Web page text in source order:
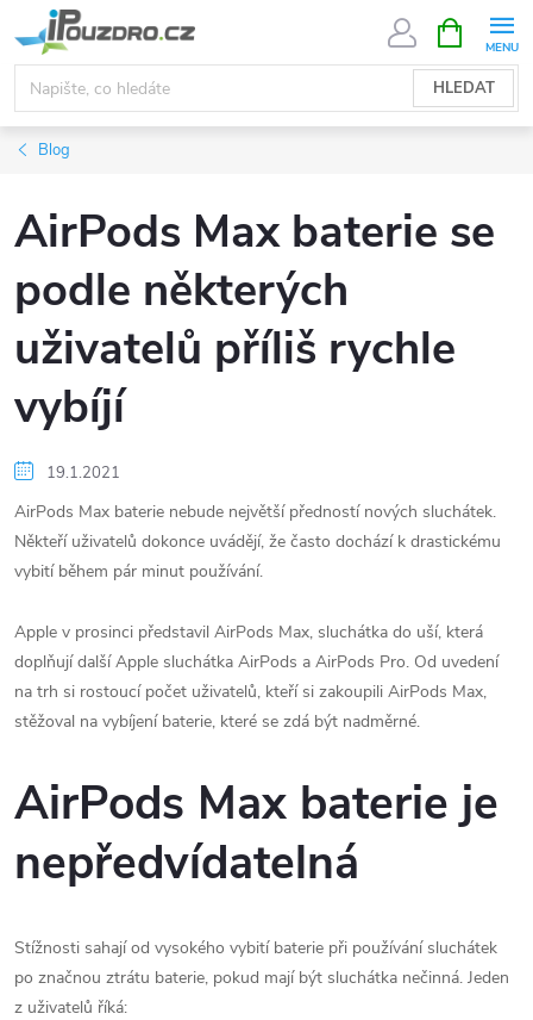
na
obsah
HLEDAT
NÁKUPNÍ
KOŠÍK
Blog
AirPods Max baterie se
podle některých
uživatelů příliš rychle
vybíjí
19.1.2021
AirPods Max baterie nebude největší předností nových sluchátek.
Někteří uživatelů dokonce uvádějí, že často dochází k drastickému
vybití během pár minut používání.
Apple v prosinci představil AirPods Max, sluchátka do uší, která
doplňují další Apple sluchátka AirPods a AirPods Pro. Od uvedení
na trh si rostoucí počet uživatelů, kteří si zakoupili AirPods Max,
stěžoval na vybíjení baterie, které se zdá být nadměrné.
AirPods Max baterie je
nepředvídatelná
Stížnosti sahají od vysokého vybití baterie při používání sluchátek
po značnou ztrátu baterie, pokud mají být sluchátka nečinná. Jeden
z uživatelů říká: